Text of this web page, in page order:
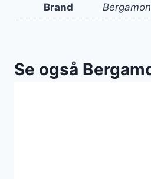
Brand
Se også